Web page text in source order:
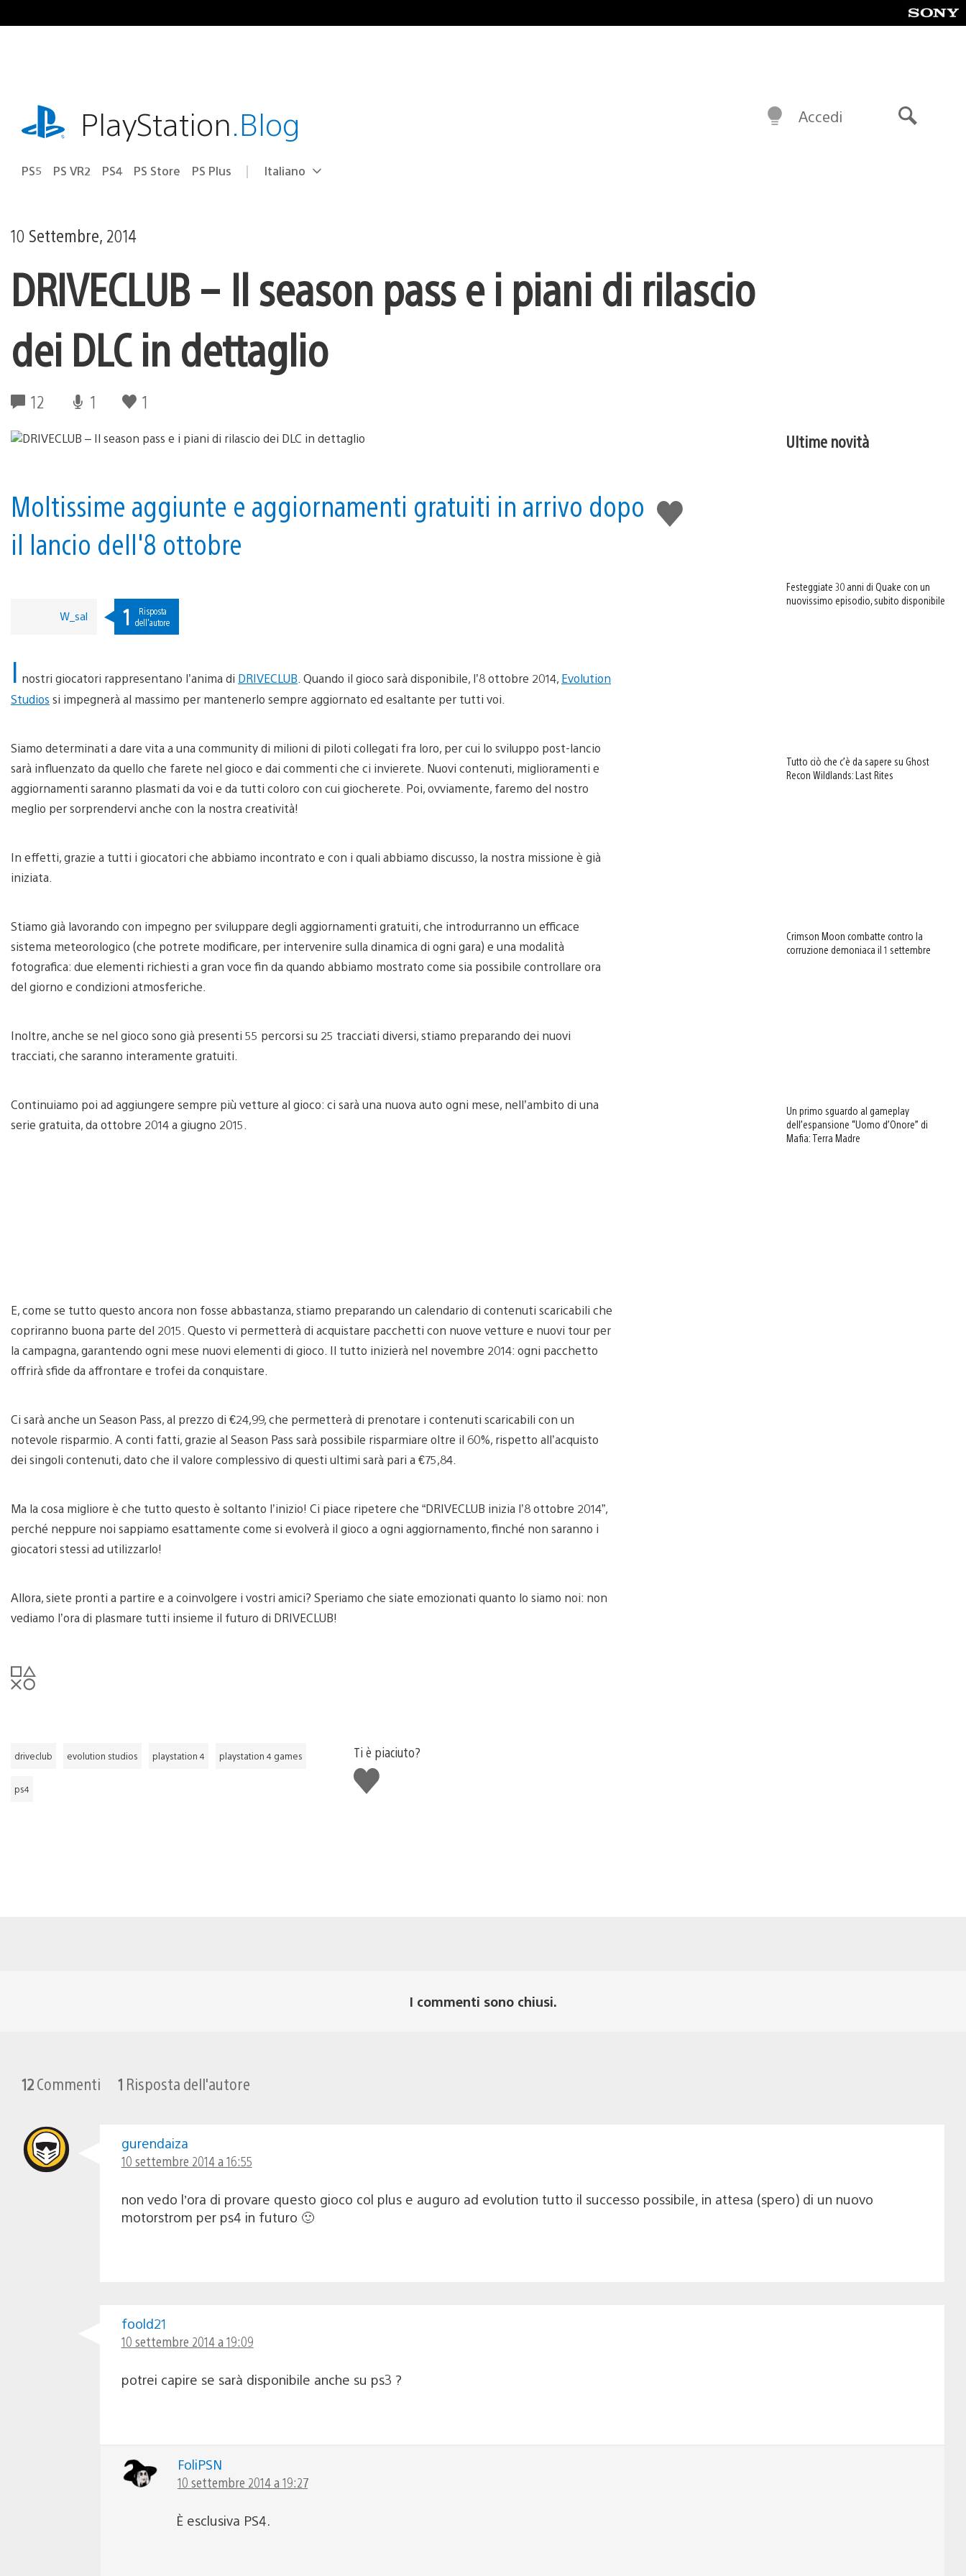
al
playstation.comPlayStation.Blog
PS5 PS VR2 PS4 PS Store PS Plus Seleziona
Regione
Italiano
Accedi
10 Settembre, 2014
DRIVECLUB – Il season pass e i piani di rilascio
dei DLC in dettaglio
12 1 1
Mi
piace
Moltissime aggiunte e aggiornamenti gratuiti in arrivo dopo
il lancio dell'8 ottobre
W_sal 1
Risposta
dell'autore
I nostri giocatori rappresentano l’anima di DRIVECLUB . Quando il gioco sarà disponibile, l’8 ottobre 2014, Evolution
Studios si impegnerà al massimo per mantenerlo sempre aggiornato ed esaltante per tutti voi.
Siamo determinati a dare vita a una community di milioni di piloti collegati fra loro, per cui lo sviluppo post-lancio
sarà influenzato da quello che farete nel gioco e dai commenti che ci invierete. Nuovi contenuti, miglioramenti e
aggiornamenti saranno plasmati da voi e da tutti coloro con cui giocherete. Poi, ovviamente, faremo del nostro
meglio per sorprendervi anche con la nostra creatività!
In effetti, grazie a tutti i giocatori che abbiamo incontrato e con i quali abbiamo discusso, la nostra missione è già
iniziata.
Stiamo già lavorando con impegno per sviluppare degli aggiornamenti gratuiti, che introdurranno un efficace
sistema meteorologico (che potrete modificare, per intervenire sulla dinamica di ogni gara) e una modalità
fotografica: due elementi richiesti a gran voce fin da quando abbiamo mostrato come sia possibile controllare ora
del giorno e condizioni atmosferiche.
Inoltre, anche se nel gioco sono già presenti 55 percorsi su 25 tracciati diversi, stiamo preparando dei nuovi
tracciati, che saranno interamente gratuiti.
Continuiamo poi ad aggiungere sempre più vetture al gioco: ci sarà una nuova auto ogni mese, nell’ambito di una
serie gratuita, da ottobre 2014 a giugno 2015.
E, come se tutto questo ancora non fosse abbastanza, stiamo preparando un calendario di contenuti scaricabili che
copriranno buona parte del 2015. Questo vi permetterà di acquistare pacchetti con nuove vetture e nuovi tour per
la campagna, garantendo ogni mese nuovi elementi di gioco. Il tutto inizierà nel novembre 2014: ogni pacchetto
offrirà sfide da affrontare e trofei da conquistare.
Ci sarà anche un Season Pass, al prezzo di €24,99, che permetterà di prenotare i contenuti scaricabili con un
notevole risparmio. A conti fatti, grazie al Season Pass sarà possibile risparmiare oltre il 60%, rispetto all’acquisto
dei singoli contenuti, dato che il valore complessivo di questi ultimi sarà pari a €75,84.
Ma la cosa migliore è che tutto questo è soltanto l’inizio! Ci piace ripetere che “DRIVECLUB inizia l’8 ottobre 2014”,
perché neppure noi sappiamo esattamente come si evolverà il gioco a ogni aggiornamento, finché non saranno i
giocatori stessi ad utilizzarlo!
Allora, siete pronti a partire e a coinvolgere i vostri amici? Speriamo che siate emozionati quanto lo siamo noi: non
vediamo l’ora di plasmare tutti insieme il futuro di DRIVECLUB!
driveclub evolution studios playstation 4 playstation 4 games
ps4
Ti è piaciuto?
Mi
piace
Ultime novità
Festeggiate 30 anni di Quake con un
nuovissimo episodio, subito disponibile
Tutto ciò che c’è da sapere su Ghost
Recon Wildlands: Last Rites
Crimson Moon combatte contro la
corruzione demoniaca il 1 settembre
Un primo sguardo al gameplay
dell’espansione “Uomo d’Onore” di
Mafia: Terra Madre
I commenti sono chiusi.
12Commenti 1 Risposta dell'autore
gurendaiza
10 settembre 2014 a 16:55
non vedo l’ora di provare questo gioco col plus e auguro ad evolution tutto il successo possibile, in attesa (spero) di un nuovo
motorstrom per ps4 in futuro 🙂
foold21
10 settembre 2014 a 19:09
potrei capire se sarà disponibile anche su ps3 ?
FoliPSN
10 settembre 2014 a 19:27
È esclusiva PS4.